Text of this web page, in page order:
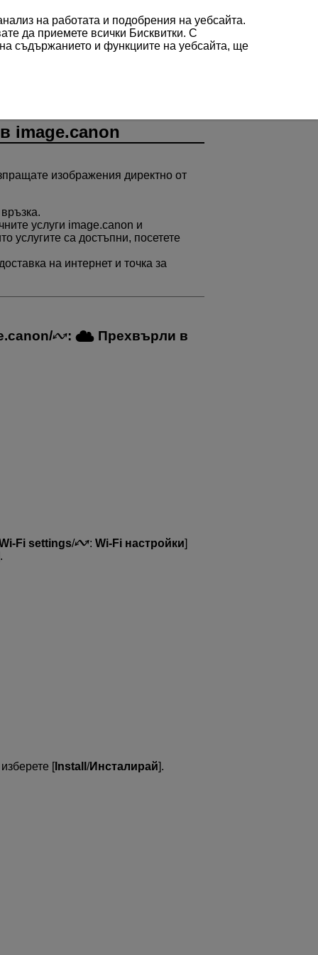
image.canon
изображения директно от
услуги image.canon и
услугите са достъпни, посетете
на интернет и точка за
/ :
Прехвърли в
Fi settings/ : Wi-Fi настройки]
[Install /Инсталирай].
на работата и подобрения на уебсайта.
да приемете всички Бисквитки. С
съдържанието и функциите на уебсайта, ще